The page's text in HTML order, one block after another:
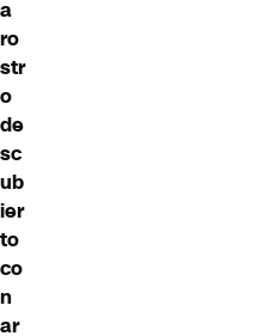
a
ro
str
o
de
sc
ub
ier
to
co
n
ar